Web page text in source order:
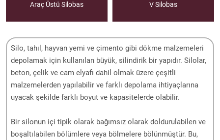
Araç Üstü Silobas V Silobas
Silo, tahıl, hayvan yemi ve çimento gibi dökme malzemeleri
depolamak için kullanılan büyük, silindirik bir yapıdır. Silolar,
beton, çelik ve cam elyafı dahil olmak üzere çeşitli
malzemelerden yapılabilir ve farklı depolama ihtiyaçlarına
uyacak şekilde farklı boyut ve kapasitelerde olabilir.
Bir silonun içi tipik olarak bağımsız olarak doldurulabilen ve
boşaltılabilen bölümlere veya bölmelere bölünmüştür. Bu,